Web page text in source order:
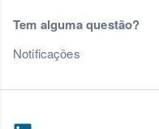
Tem alguma questão?
Notificações